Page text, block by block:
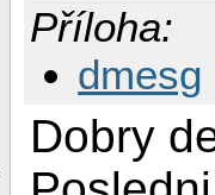
Příloha:
dmesg
Dobry